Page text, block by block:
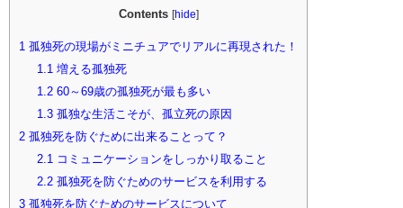
Contents [hide]
1 孤独死の現場がミニチュアでリアルに再現された！
1.1増える孤独死
1.260～69歳の孤独死が最も多い
1.3孤独な生活こそが、孤立死の原因
2 孤独死を防ぐために出来ることって？
2.1コミュニケーションをしっかり取ること
2.2孤独死を防ぐためのサービスを利用する
3 孤独死を防ぐためのサービスについて